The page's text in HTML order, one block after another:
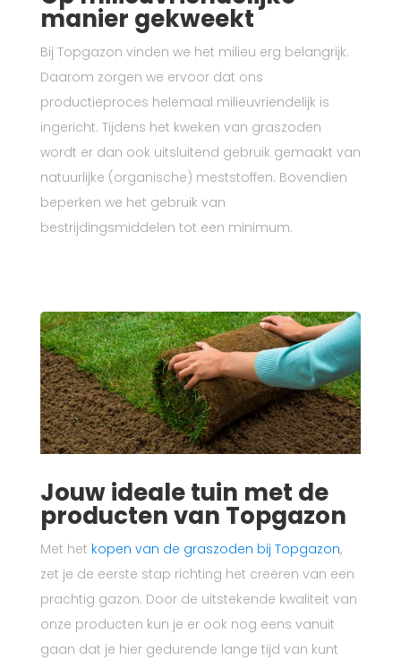
manier gekweekt
Bij Topgazon vinden we het milieu erg belangrijk.
Daarom zorgen we ervoor dat ons
productieproces helemaal milieuvriendelijk is
ingericht. Tijdens het kweken van graszoden
wordt er dan ook uitsluitend gebruik gemaakt van
natuurlijke (organische) meststoffen. Bovendien
beperken we het gebruik van
bestrijdingsmiddelen tot een minimum.
Jouw ideale tuin met de
producten van Topgazon
Met het kopen van de graszoden bij Topgazon,
zet je de eerste stap richting het creëren van een
prachtig gazon. Door de uitstekende kwaliteit van
onze producten kun je er ook nog eens vanuit
gaan dat je hier gedurende lange tijd van kunt